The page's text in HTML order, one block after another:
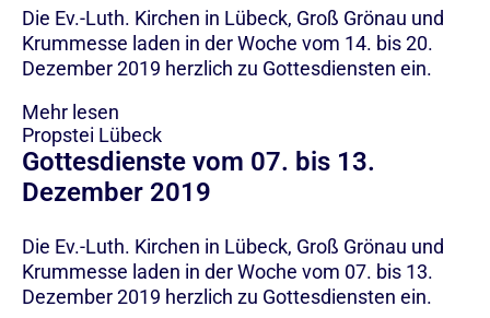
Die Ev.-Luth. Kirchen in Lübeck, Groß Grönau und
Krummesse laden in der Woche vom 14. bis 20.
Dezember 2019 herzlich zu Gottesdiensten ein.
Mehr lesen
Propstei Lübeck
Gottesdienste vom 07. bis 13.
Dezember 2019
Die Ev.-Luth. Kirchen in Lübeck, Groß Grönau und
Krummesse laden in der Woche vom 07. bis 13.
Dezember 2019 herzlich zu Gottesdiensten ein.